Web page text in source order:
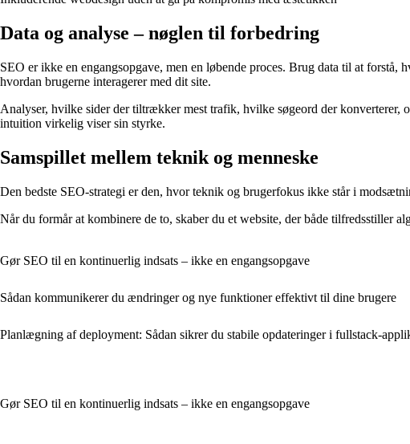
Data og analyse – nøglen til forbedring
SEO er ikke en engangsopgave, men en løbende proces. Brug data til at
hvordan brugerne interagerer med dit site.
Analyser, hvilke sider der tiltrækker mest trafik, hvilke søgeord der konverterer,
intuition virkelig viser sin styrke.
Samspillet mellem teknik og menneske
Den bedste SEO-strategi er den, hvor teknik og brugerfokus ikke står i
Når du formår at kombinere de to, skaber du et website, der både tilfredsstiller
Gør SEO til en kontinuerlig indsats – ikke en engangsopgave
Sådan kommunikerer du ændringer og nye funktioner effektivt til dine brugere
Planlægning af deployment: Sådan sikrer du stabile opdateringer i fullstack-
Gør SEO til en kontinuerlig indsats – ikke en engangsopgave